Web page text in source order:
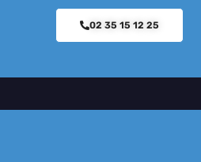
02 35 15 12 25